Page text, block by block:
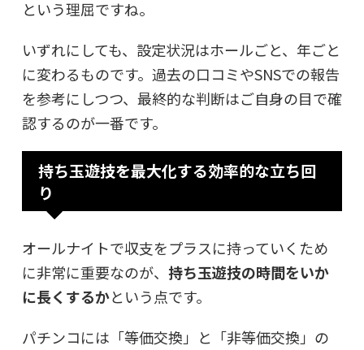
という理屈ですね。
いずれにしても、設定状況はホールごと、年ごと
に変わるものです。過去の口コミやSNSでの報告
を参考にしつつ、最終的な判断はご自身の目で確
認するのが一番です。
持ち玉遊技を最大化する効率的な立ち回
り
オールナイトで収支をプラスに持っていくため
に非常に重要なのが、 持ち玉遊技の時間をいか
に長くするかという点です。
パチンコには「等価交換」と「非等価交換」の